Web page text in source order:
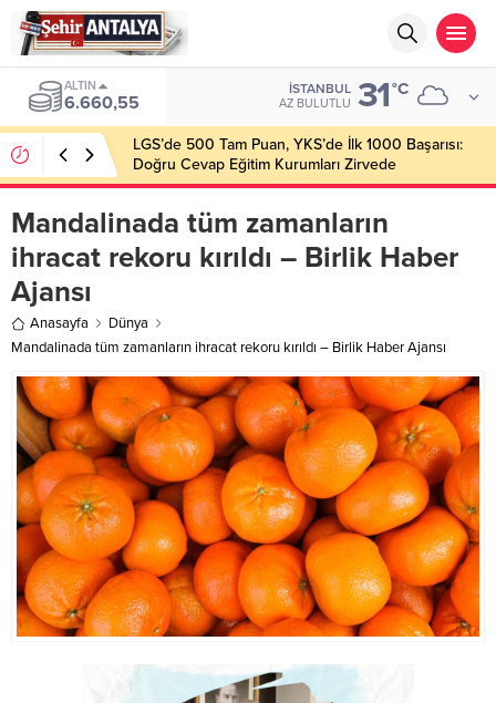
ALTIN
6.660,55
İSTANBUL
AZ BULUTLU 31°C
LGS’de 500 Tam Puan, YKS’de İlk 1000 Başarısı:
Doğru Cevap Eğitim Kurumları Zirvede
Mandalinada tüm zamanların
ihracat rekoru kırıldı – Birlik Haber
Ajansı
Anasayfa
Dünya
Mandalinada tüm zamanların ihracat rekoru kırıldı – Birlik Haber Ajansı